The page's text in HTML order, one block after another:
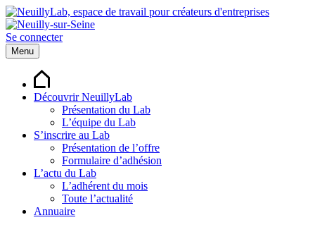
Se connecter
Menu
Découvrir NeuillyLab
Présentation du Lab
L’équipe du Lab
S’inscrire au Lab
Présentation de l’offre
Formulaire d’adhésion
L’actu du Lab
L’adhérent du mois
Toute l’actualité
Annuaire